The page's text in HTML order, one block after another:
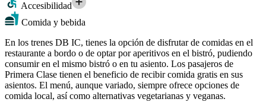
Accesibilidad
Comida y bebida
En los trenes DB IC, tienes la opción de disfrutar de comidas en el
restaurante a bordo o de optar por aperitivos en el bistró, pudiendo
consumir en el mismo bistró o en tu asiento. Los pasajeros de
Primera Clase tienen el beneficio de recibir comida gratis en sus
asientos. El menú, aunque variado, siempre ofrece opciones de
comida local, así como alternativas vegetarianas y veganas.